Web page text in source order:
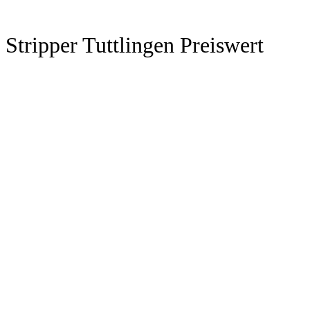
Stripper Tuttlingen Preiswert